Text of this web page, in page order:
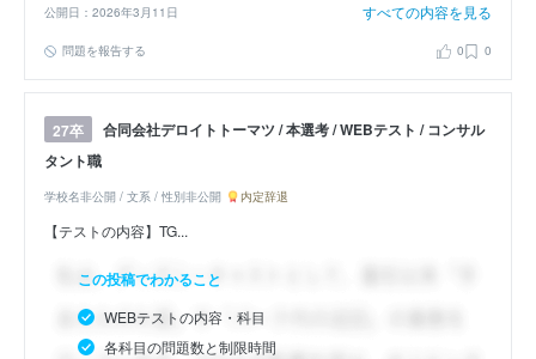
公開日：2026年3月11日 すべての内容を見る
問題を報告する 0 0
27卒
合同会社デロイトトーマツ / 本選考 / WEBテスト / コンサル
タント職
学校名非公開 / 文系 / 性別非公開 内定辞退
【テストの内容】TG...
この投稿でわかること
WEBテストの内容・科目
各科目の問題数と制限時間